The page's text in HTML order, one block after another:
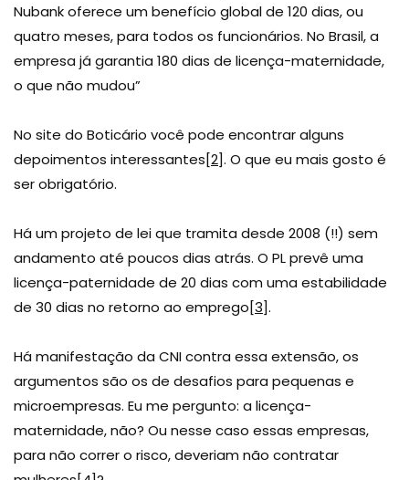
Nubank oferece um benefício global de 120 dias, ou
quatro meses, para todos os funcionários. No Brasil, a
empresa já garantia 180 dias de licença-maternidade,
o que não mudou”
No site do Boticário você pode encontrar alguns
depoimentos interessantes[2]. O que eu mais gosto é
ser obrigatório.
Há um projeto de lei que tramita desde 2008 (!!) sem
andamento até poucos dias atrás. O PL prevê uma
licença-paternidade de 20 dias com uma estabilidade
de 30 dias no retorno ao emprego[3].
Há manifestação da CNI contra essa extensão, os
argumentos são os de desafios para pequenas e
microempresas. Eu me pergunto: a licença-
maternidade, não? Ou nesse caso essas empresas,
para não correr o risco, deveriam não contratar